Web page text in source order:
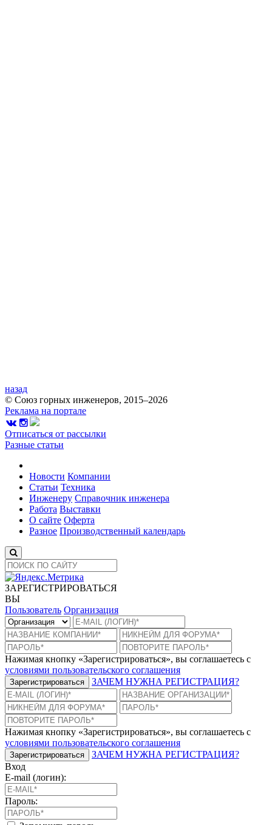
назад
© Союз горных инженеров, 2015–2026
Реклама на портале
Отписаться от рассылки
Разные статьи
Новости Компании
Статьи Техника
Инженеру Справочник инженера
Работа Выставки
О сайте Оферта
Разное Производственный календарь
ЗАРЕГИСТРИРОВАТЬСЯ
ВЫ
Пользователь Организация
Нажимая кнопку «Зарегистрироваться», вы соглашаетесь с
условиями пользовательского соглашения
Зарегистрироваться ЗАЧЕМ НУЖНА РЕГИСТРАЦИЯ?
Нажимая кнопку «Зарегистрироваться», вы соглашаетесь с
условиями пользовательского соглашения
Зарегистрироваться
ЗАЧЕМ НУЖНА РЕГИСТРАЦИЯ?
Вход
E-mail (логин):
Пароль: